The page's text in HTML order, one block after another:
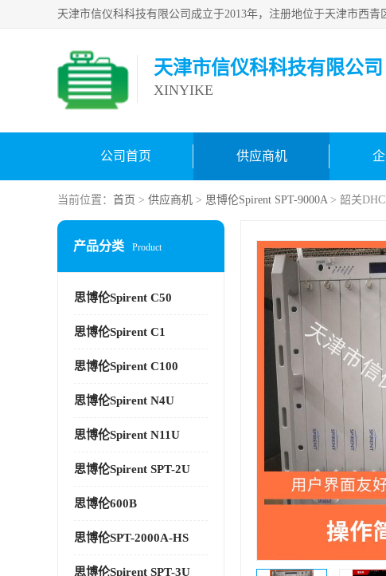
天津市信仪科科技有限公司
XINYIKE
公司首页 供应商机
当前位置： 首页 > 供应商机 > 思博伦Spirent SPT-9000A> 韶关
产品分类 Product
思博伦Spirent C50
思博伦Spirent C1
思博伦Spirent C100
思博伦Spirent N4U
思博伦Spirent N11U
思博伦Spirent SPT-2U
思博伦600B
思博伦SPT-2000A-HS
思博伦Spirent SPT-3U